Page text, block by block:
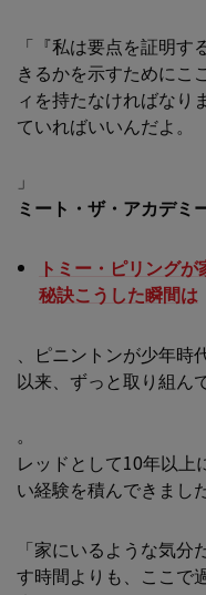
「『私は要点を証明
きるかを示すためにこ
ィを持たなければなり
ていればいいんだよ。
」
ミート・ザ・アカデミ
トミー・ピリング
秘訣こうした瞬間は
、ピニントンが少年
以来、ずっと取り組ん
。
レッドとして10年以上
い経験を積んできました
「家にいるような気
す時間よりも、ここで